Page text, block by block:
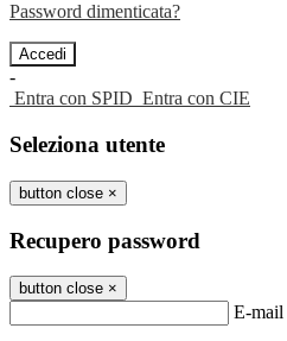
Password dimenticata?
-
Entra con SPID Entra con CIE
Seleziona utente
button close ×
Recupero password
button close ×
E-mail